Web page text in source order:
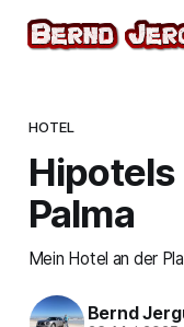
HOTEL
Hipotels
Palma
Mein Hotel an der
Bernd